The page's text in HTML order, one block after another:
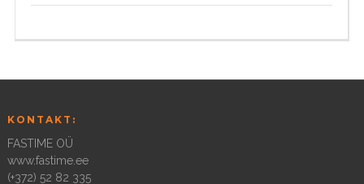
KONTAKT:
FASTIME OÜ
www.fastime.ee
(+372) 52 82 335